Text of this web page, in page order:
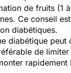
de fruits (1
Ce conseil
diabétiques.
diabétique peut
de limiter
rapidement